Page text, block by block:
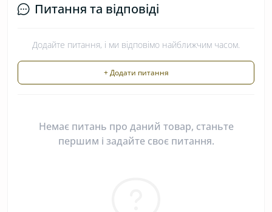
Питання та відповіді
Додайте питання, і ми відповімо найближчим часом.
+ Додати питання
Немає питань про даний товар, станьте
першим і задайте своє питання.